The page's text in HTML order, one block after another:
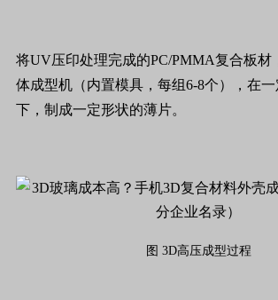
将UV压印处理完成的PC/PMMA复合板材
体成型机（内置模具，每组6-8个），在
下，制成一定形状的薄片。
图 3D高压成型过程